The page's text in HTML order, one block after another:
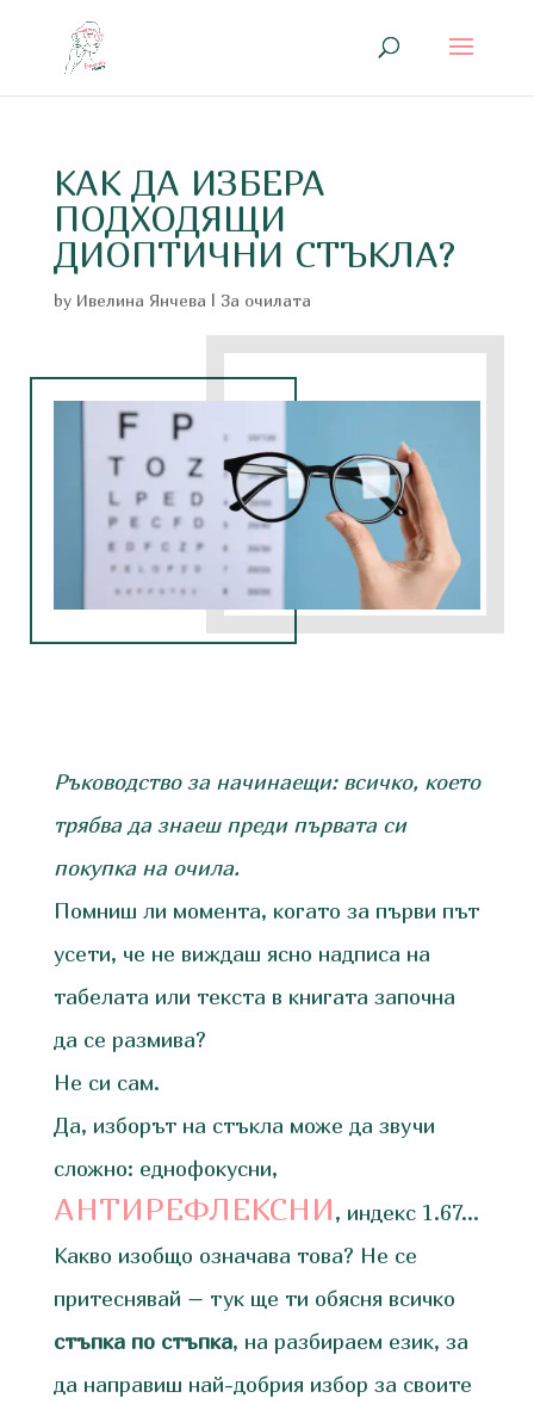
КАК ДА ИЗБЕРА
ПОДХОДЯЩИ
ДИОПТИЧНИ СТЪКЛА?
by Ивелина Янчева | За очилата
Ръководство за начинаещи: всичко, което
трябва да знаеш преди първата си
покупка на очила.
Помниш ли момента, когато за първи път
усети, че не виждаш ясно надписа на
табелата или текста в книгата започна
да се размива?
Не си сам.
Да, изборът на стъкла може да звучи
сложно: еднофокусни,
АНТИРЕФЛЕКСНИ, индекс 1.67…
Какво изобщо означава това? Не се
притеснявай – тук ще ти обясня всичко
стъпка по стъпка, на разбираем език, за
да направиш най-добрия избор за своите